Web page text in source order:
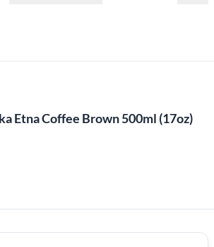
Etna Coffee Brown 500ml (17oz)